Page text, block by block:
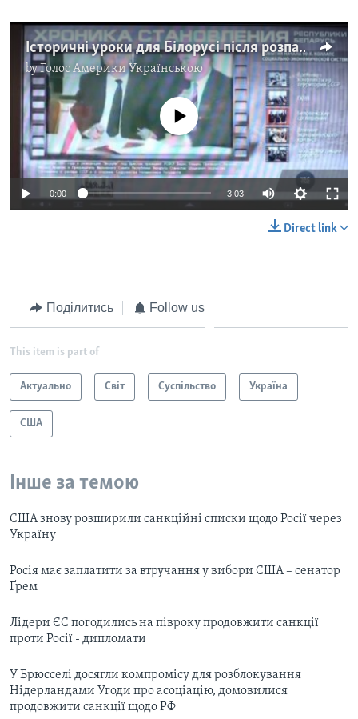
Історичні уроки для Білорусі після розпаду СРСР і сьогоднішня ситуація в країні. Відео
byГолос Америки Українською
No media source currently available
0:00 3:03
Direct link
Поділитись Follow us
This item is part of
Актуально Світ Суспільство Україна
США
Інше за темою
США знову розширили санкційні списки щодо Росії через
Україну
Росія має заплатити за втручання у вибори США – сенатор
Ґрем
Лідери ЄС погодились на півроку продовжити санкції
проти Росії - дипломати
У Брюсселі досягли компромісу для розблокування
Нідерландами Угоди про асоціацію, домовилися
продовжити санкції щодо РФ